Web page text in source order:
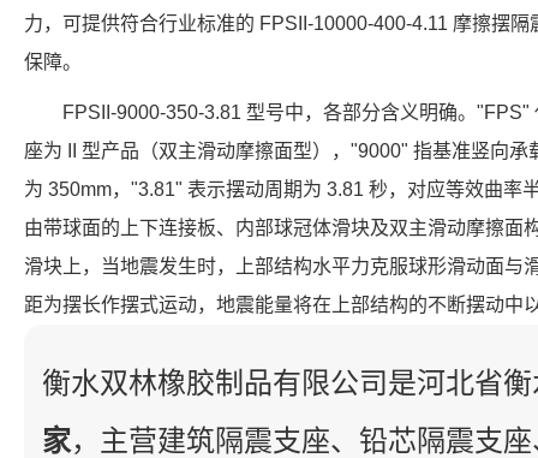
力，可提供符合行业标准的 FPSII-10000-400-4.11 摩擦摆
保障。
FPSII-9000-350-3.81 型号中，各部分含义明确。
座为 II 型产品（双主滑动摩擦面型），"9000" 指基准竖向
为 350mm，"3.81" 表示摆动周期为 3.81 秒，对应等效曲率
由带球面的上下连接板、内部球冠体滑块及双主滑动摩擦面
滑块上，当地震发生时，上部结构水平力克服球形滑动面与
距为摆长作摆式运动，地震能量将在上部结构的不断摆动中
衡水双林橡胶制品有限公司是河北省
家，主营建筑隔震支座、铅芯隔震支